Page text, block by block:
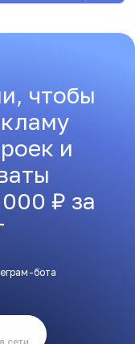
чтобы
и
₽ за
бота